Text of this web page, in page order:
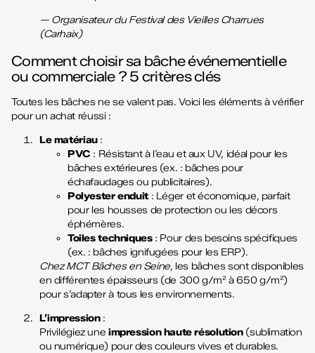
— Organisateur du Festival des Vieilles Charrues
(Carhaix)
Comment choisir sa bâche événementielle
ou commerciale ? 5 critères clés
Toutes les bâches ne se valent pas. Voici les éléments à vérifier
pour un achat réussi :
Le matériau:
PVC : Résistant à l’eau et aux UV, idéal pour les
bâches extérieures (ex. : bâches pour
échafaudages ou publicitaires).
Polyester enduit: Léger et économique, parfait
pour les housses de protection ou les décors
éphémères.
Toiles techniques: Pour des besoins spécifiques
(ex. : bâches ignifugées pour les ERP).
Chez MCT Bâches en Seine, les bâches sont disponibles
en différentes épaisseurs (de 300 g/m² à 650 g/m²)
pour s’adapter à tous les environnements.
L’impression:
Privilégiez une impression haute résolution(sublimation
ou numérique) pour des couleurs vives et durables.